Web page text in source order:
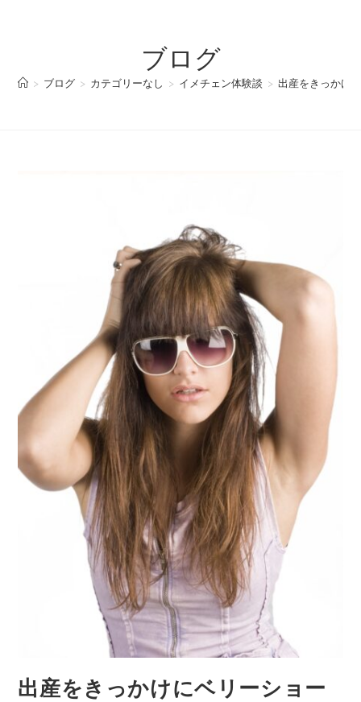
ブログ
> ブログ > カテゴリーなし > イメチェン体験談 > 出産をきっかけ
出産をきっかけにベリーショー